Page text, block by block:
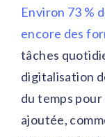
Environ 73 %
encore des
tâches
digitalisation
du temps
ajoutée,